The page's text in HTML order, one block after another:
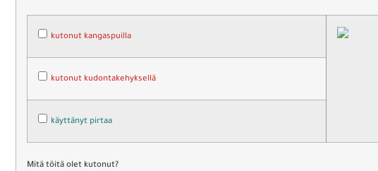
kutonut kangaspuilla
kutonut kudontakehyksellä
käyttänyt pirtaa
Mitä töitä olet kutonut?